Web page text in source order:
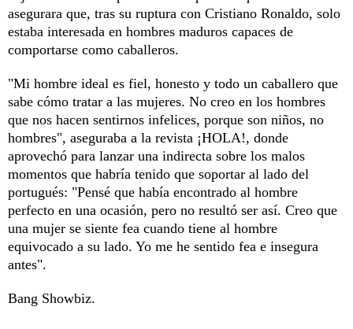
asegurara que, tras su ruptura con Cristiano Ronaldo, solo
estaba interesada en hombres maduros capaces de
comportarse como caballeros.
"Mi hombre ideal es fiel, honesto y todo un caballero que
sabe cómo tratar a las mujeres. No creo en los hombres
que nos hacen sentirnos infelices, porque son niños, no
hombres", aseguraba a la revista ¡HOLA!, donde
aprovechó para lanzar una indirecta sobre los malos
momentos que habría tenido que soportar al lado del
portugués: "Pensé que había encontrado al hombre
perfecto en una ocasión, pero no resultó ser así. Creo que
una mujer se siente fea cuando tiene al hombre
equivocado a su lado. Yo me he sentido fea e insegura
antes".
Bang Showbiz.